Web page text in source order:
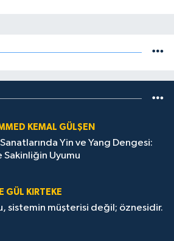
KEMAL GÜLŞEN
Yin ve Yang Dengesi:
Sakinliğin Uyumu
GÜL KIRTEKE
sistemin müşterisi değil; öznesidir.